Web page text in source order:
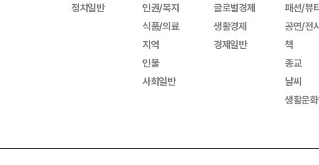
정치일반
인권/복지
식품/의료
지역
인물
사회일반
글로벌경제
생활경제
경제일반
패션/뷰
공연/전
책
종교
날씨
생활문